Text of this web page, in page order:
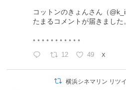
コットンのきょんさん（
たまるコメントが届きました
◦ ◦ ◦ ◦ ◦ ◦ ◦ ◦ ◦ ◦ ◦
12 49 X
横浜シネマリン リツ